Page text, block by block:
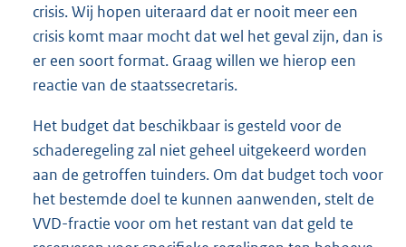
crisis. Wij hopen uiteraard dat er nooit meer een
crisis komt maar mocht dat wel het geval zijn, dan is
er een soort format. Graag willen we hierop een
reactie van de staatssecretaris.
Het budget dat beschikbaar is gesteld voor de
schaderegeling zal niet geheel uitgekeerd worden
aan de getroffen tuinders. Om dat budget toch voor
het bestemde doel te kunnen aanwenden, stelt de
VVD-fractie voor om het restant van dat geld te